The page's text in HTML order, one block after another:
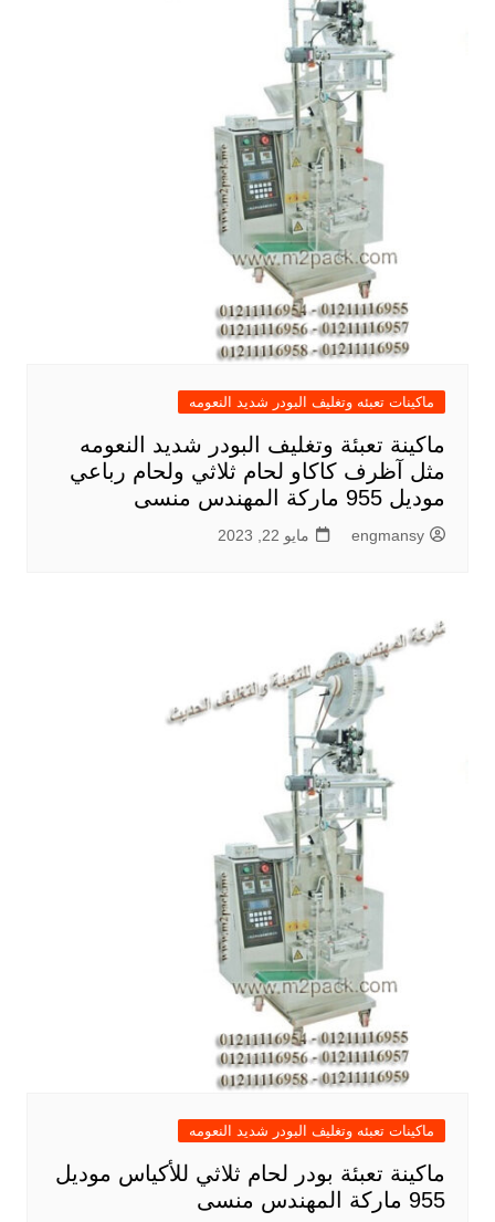
ماكينات تعبئه وتغليف البودر شديد النعومه
ماكينة تعبئة وتغليف البودر شديد النعومه
مثل آظرف كاكاو لحام ثلاثي ولحام رباعي
موديل 955 ماركة المهندس منسى
engmansy مايو 22, 2023
ماكينات تعبئه وتغليف البودر شديد النعومه
ماكينة تعبئة بودر لحام ثلاثي للأكياس موديل
955 ماركة المهندس منسى